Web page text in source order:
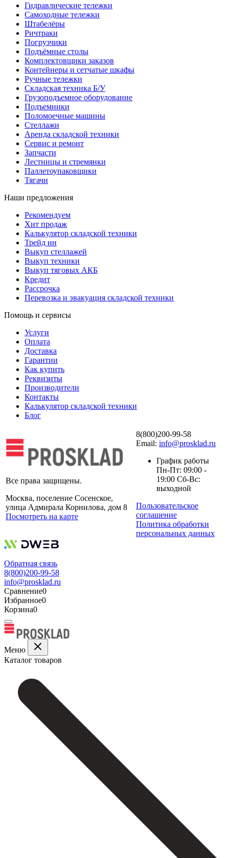
Гидравлические тележки
Самоходные тележки
Штабелёры
Ричтраки
Погрузчики
Подъёмные столы
Комплектовщики заказов
Контейнеры и сетчатые шкафы
Ручные тележки
Складская техника Б/У
Грузоподъемное оборудование
Подъемники
Поломоечные машины
Стеллажи
Аренда складской техники
Сервис и ремонт
Запчасти
Лестницы и стремянки
Паллетоупаковщики
Тягачи
Наши предложения
Рекомендуем
Хит продаж
Калькулятор складской техники
Трейд ин
Выкуп стеллажей
Выкуп техники
Выкуп тяговых АКБ
Кредит
Рассрочка
Перевозка и эвакуация складской техники
Помощь и сервисы
Услуги
Оплата
Доставка
Гарантии
Как купить
Реквизиты
Производители
Контакты
Калькулятор складской техники
Блог
Все права защищены.
Москва, поселение Сосенское,
улица Адмирала Корнилова, дом 8
Посмотреть на карте
8(800)200-99-58
Email: info@prosklad.ru
График работы
Пн-Пт: 09:00 -
19:00 Сб-Вс:
выходной
Пользовательское
соглашение
Политика обработки
персональных данных
Обратная связь
8(800)200-99-58
info@prosklad.ru
Сравнение0
Избранное0
Корзина0
Меню
Каталог товаров